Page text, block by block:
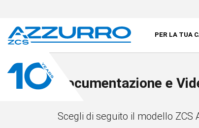
PER LA TUA
Documentazione e
Scegli di seguito il modello